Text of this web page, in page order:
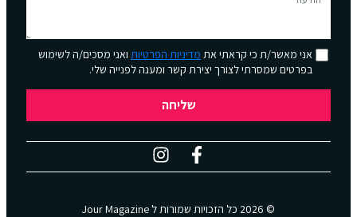
מדיניות הפרטיותואני מסכים/ה לשימוש
קשר ומענה לפנייה שלי.
Jour Magazine